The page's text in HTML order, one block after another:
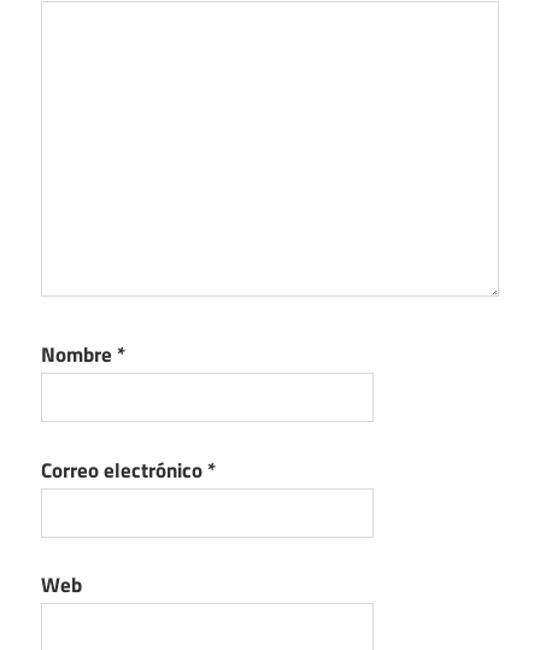
Nombre *
Correo electrónico*
Web